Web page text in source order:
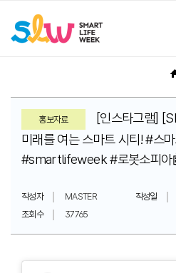
홍보자료
[인스타그램]
미래를 여는 스마트 시티! #스
#smartlifeweek #로봇소피아
작성자 MASTER 작성일
조회수
37765